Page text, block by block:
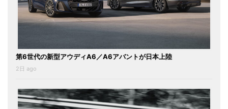
第6世代の新型アウディA6／A6アバントが日本上陸
2日 ago